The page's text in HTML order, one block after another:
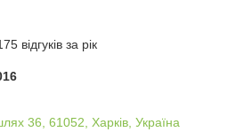
відгуків за рік
36, 61052, Харків, Україна